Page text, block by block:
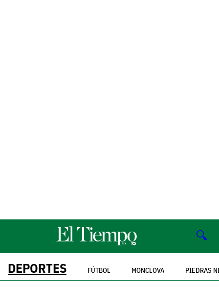
🔍
DEPORTES FÚTBOL MONCLOVA PIEDRAS